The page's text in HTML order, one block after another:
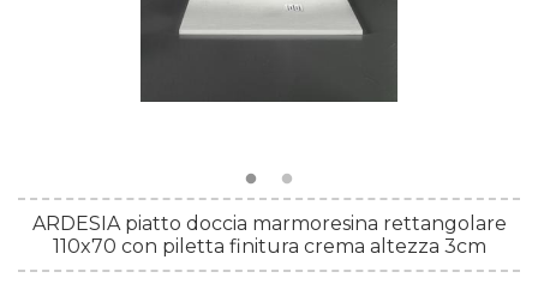
ARDESIA piatto doccia marmoresina rettangolare
110x70 con piletta finitura crema altezza 3cm